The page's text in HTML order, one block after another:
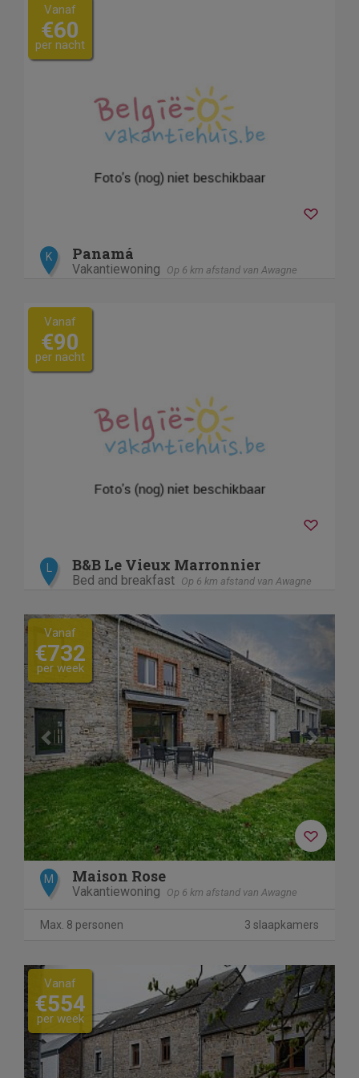
Vanaf
€60
per nacht
K Panamá
Vakantiewoning Op 6 km afstand van Awagne
Vanaf
€90
per nacht
L B&B Le Vieux Marronnier
Bed and breakfast Op 6 km afstand van Awagne
Previous Next
Vanaf
€732
per week
M Maison Rose
Vakantiewoning Op 6 km afstand van Awagne
Max. 8 personen 3 slaapkamers
Previous Next
Vanaf
€554
per week